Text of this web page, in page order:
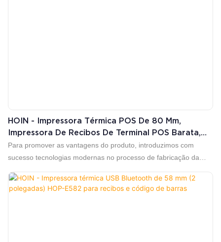
HOIN - Impressora Térmica POS De 80 Mm,
Impressora De Recibos De Terminal POS Barata,
Impressora Térmica De Mesa De Alta Velocidade
Com Cabeçote Japonês De 80 Mm
Para promover as vantagens do produto, introduzimos com
sucesso tecnologias modernas no processo de fabricação da
registradora, impressora térmica de alta velocidade de 80 mm,
modelo HOP-E802. Quanto mais multifuncional o produto for,